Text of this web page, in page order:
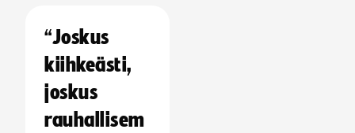
“Joskus
kiihkeästi,
joskus
rauhallisem